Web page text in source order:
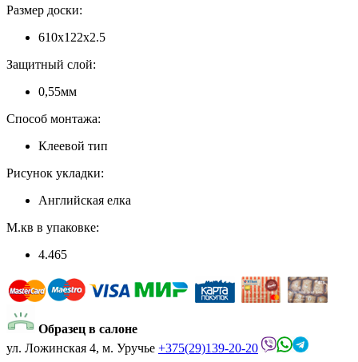
Размер доски:
610x122x2.5
Защитный слой:
0,55мм
Способ монтажа:
Клеевой тип
Рисунок укладки:
Английская елка
М.кв в упаковке:
4.465
Образец в салоне
ул. Ложинская 4, м. Уручье +375(29)139-20-20